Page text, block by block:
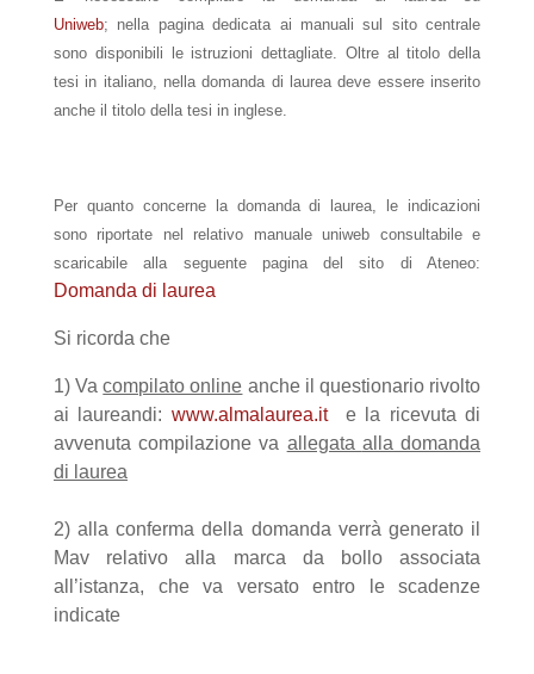
Uniweb; nella pagina dedicata ai manuali sul sito centrale
sono disponibili le istruzioni dettagliate. Oltre al titolo della
tesi in italiano, nella domanda di laurea deve essere inserito
anche il titolo della tesi in inglese.
Per quanto concerne la domanda di laurea, le indicazioni
sono riportate nel relativo manuale uniweb consultabile e
scaricabile alla seguente pagina del sito di Ateneo:
Domanda di laurea
Si ricorda che
1) Vacompilato online anche il questionario rivolto
ai laureandi: www.almalaurea.ite la ricevuta di
avvenuta compilazione va allegata alla domanda
di laurea
2) alla conferma della domanda verrà generato il
Mav relativo alla marca da bollo associata
all’istanza, che va versato entro le scadenze
indicate